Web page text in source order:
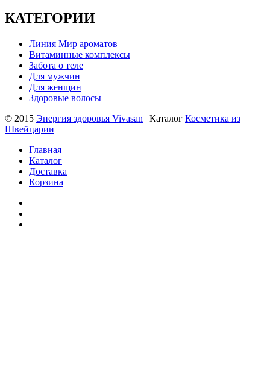
КАТЕГОРИИ
Линия Мир ароматов
Витаминные комплексы
Забота о теле
Для мужчин
Для женщин
Здоровые волосы
© 2015 Энергия здоровья Vivasan | Каталог Косметика из
Швейцарии
Главная
Каталог
Доставка
Корзина